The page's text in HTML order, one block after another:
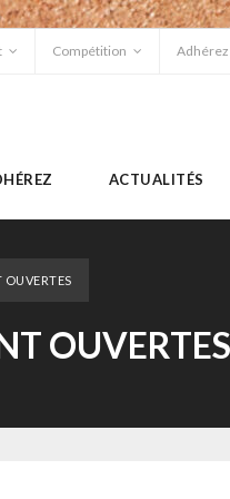
Compétition Adhérez
ACTUALITÉS
OUVERTES
OUVERTES